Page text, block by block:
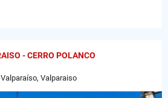
- CERRO POLANCO
Valparaíso, Valparaiso